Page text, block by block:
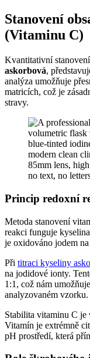
Stanovení
(Vitaminu C)
Kvantitativní
askorbová,
analýza umožňuje
matricích, což je
stravy.
Princip redoxní
Metoda stanovení
reakci funguje
je oxidováno jodem
Při titraci kyseliny
na jodidové ionty.
1:1, což nám
analyzovaném vzorku.
Stabilita vitaminu C
Vitamín je extrémně
pH prostředí, která